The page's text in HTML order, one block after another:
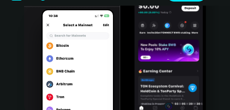
Italiano
Português (Portugal)
Bahasa Indonesia